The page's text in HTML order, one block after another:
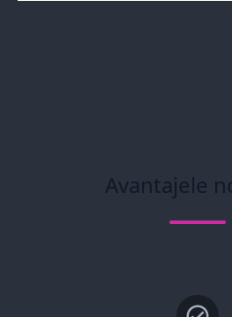
Avantajele